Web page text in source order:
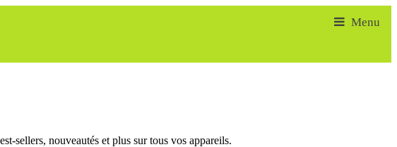
sellers, nouveautés et plus sur tous vos appareils.